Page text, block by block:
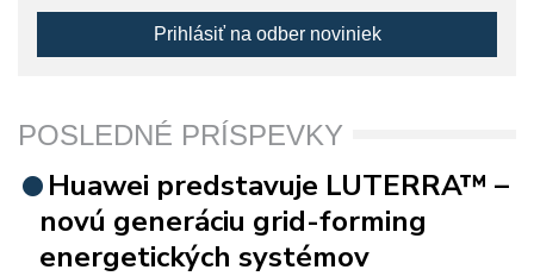
Prihlásiť na odber noviniek
POSLEDNÉ PRÍSPEVKY
Huawei predstavuje LUTERRA™ –
novú generáciu grid-forming
energetických systémov